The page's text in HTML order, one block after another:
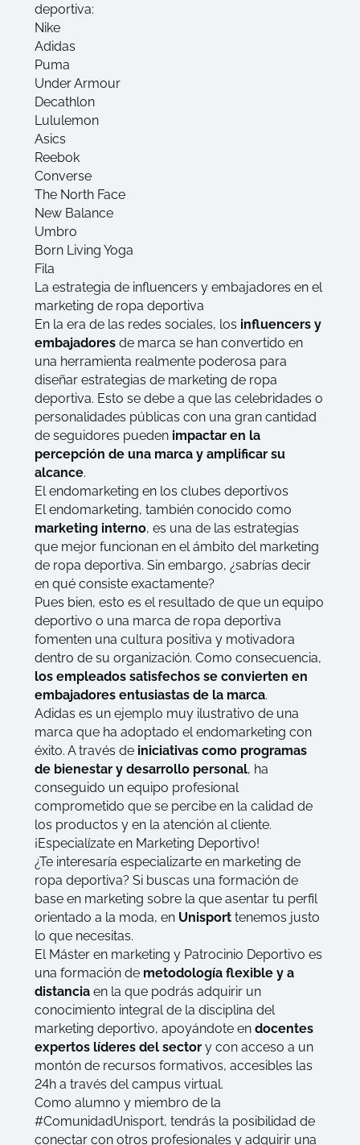
deportiva:
Nike
Adidas
Puma
Under Armour
Decathlon
Lululemon
Asics
Reebok
Converse
The North Face
New Balance
Umbro
Born Living Yoga
Fila
La estrategia de influencers y embajadores en el
marketing de ropa deportiva
En la era de las redes sociales, los influencers y
embajadores de marca se han convertido en
una herramienta realmente poderosa para
diseñar estrategias de marketing de ropa
deportiva. Esto se debe a que las celebridades o
personalidades públicas con una gran cantidad
de seguidores pueden impactar en la
percepción de una marca y amplificar su
alcance.
El endomarketing en los clubes deportivos
El endomarketing, también conocido como
marketing interno, es una de las estrategias
que mejor funcionan en el ámbito del marketing
de ropa deportiva. Sin embargo,¿sabrías decir
en qué consiste exactamente?
Pues bien, esto es el resultado de que un equipo
deportivo o una marca de ropa deportiva
fomenten una cultura positiva y motivadora
dentro de su organización. Como consecuencia,
los empleados satisfechos se convierten en
embajadores entusiastas de la marca.
Adidas es un ejemplo muy ilustrativo de una
marca que ha adoptado el endomarketing con
éxito. A través de iniciativas como programas
de bienestar y desarrollo personal, ha
conseguido un equipo profesional
comprometido que se percibe en la calidad de
los productos y en la atención al cliente.
¡Especialízate en Marketing Deportivo!
¿Te interesaría especializarte en marketing de
ropa deportiva? Si buscas una formación de
base en marketing sobre la que asentar tu perfil
orientado a la moda, en Unisport tenemos justo
lo que necesitas.
El Máster en marketing y Patrocinio Deportivo es
una formación de metodología flexible y a
distancia en la que podrás adquirir un
conocimiento integral de la disciplina del
marketing deportivo, apoyándote endocentes
expertos líderes del sector y con acceso a un
montón de recursos formativos, accesibles las
24h a través del campus virtual.
Como alumno y miembro de la
#ComunidadUnisport, tendrás la posibilidad de
conectar con otros profesionales y adquirir una